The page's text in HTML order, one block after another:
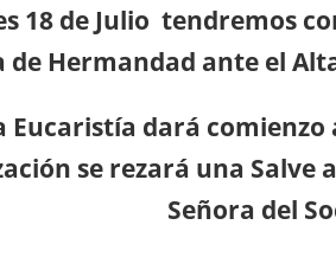
18 de Julio tendremos
de Hermandad ante el
Eucaristía dará comienzo
se rezará una Salve
Señora del